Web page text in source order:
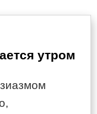
утром